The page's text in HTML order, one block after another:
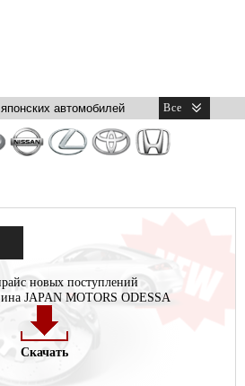
новых поступлений
JAPAN MOTORS ODESSA
Скачать